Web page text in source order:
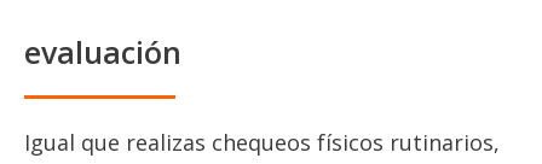
evaluación
Igual que realizas chequeos físicos rutinarios,